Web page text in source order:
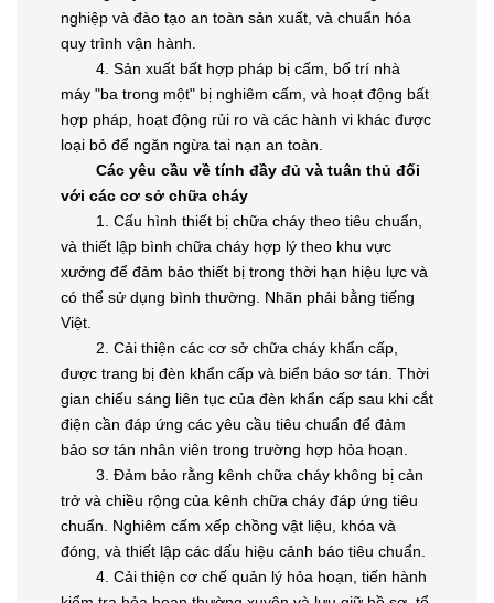
nghiệp và đào tạo an toàn sản xuất, và chuẩn hóa
quy trình vận hành.
4. Sản xuất bất hợp pháp bị cấm, bố trí nhà
máy "ba trong một" bị nghiêm cấm, và hoạt động bất
hợp pháp, hoạt động rủi ro và các hành vi khác được
loại bỏ để ngăn ngừa tai nạn an toàn.
Các yêu cầu về tính đầy đủ và tuân thủ đối
với các cơ sở chữa cháy
1. Cấu hình thiết bị chữa cháy theo tiêu chuẩn,
và thiết lập bình chữa cháy hợp lý theo khu vực
xưởng để đảm bảo thiết bị trong thời hạn hiệu lực và
có thể sử dụng bình thường. Nhãn phải bằng tiếng
Việt.
2. Cải thiện các cơ sở chữa cháy khẩn cấp,
được trang bị đèn khẩn cấp và biển báo sơ tán. Thời
gian chiếu sáng liên tục của đèn khẩn cấp sau khi cắt
điện cần đáp ứng các yêu cầu tiêu chuẩn để đảm
bảo sơ tán nhân viên trong trường hợp hỏa hoạn.
3. Đảm bảo rằng kênh chữa cháy không bị cản
trở và chiều rộng của kênh chữa cháy đáp ứng tiêu
chuẩn. Nghiêm cấm xếp chồng vật liệu, khóa và
đóng, và thiết lập các dấu hiệu cảnh báo tiêu chuẩn.
4. Cải thiện cơ chế quản lý hỏa hoạn, tiến hành